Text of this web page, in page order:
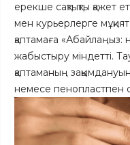
ерекше сақтықты қажет
мен курьерлерге мұқият
қаптамаға «Абайлаңыз:
жабыстыру міндетті.
қаптаманың
немесе пенопластпен